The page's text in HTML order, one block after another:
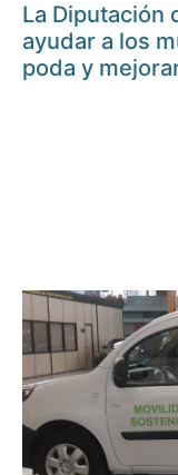
La Diputación
ayudar a los
poda y